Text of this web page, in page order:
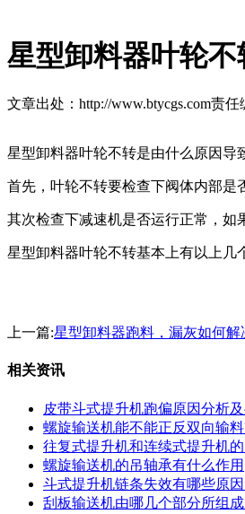
星型卸料器叶轮
文章出处：http://www.btycgs.com责任
星型卸料器叶轮不转是由什么原因导
首先，叶轮不转要检查下阀体内部是
其次检查下减速机是否运行正常，如
星型卸料器叶轮不转基本上有以上几
上一篇:星型卸料器跑料，漏灰如何解
相关资讯
皮带斗式提升机跑偏原因分析
螺旋输送机能不能正反双向输料
往复式提升机和连续式提升机
螺旋输送机的吊轴承有什么作用
斗式提升机链条失效有哪些原
刮板输送机由哪几个部分所组